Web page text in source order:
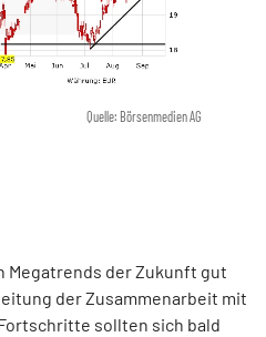
Quelle: Börsenmedien AG
Megatrends der Zukunft gut
der Zusammenarbeit mit
sollten sich bald